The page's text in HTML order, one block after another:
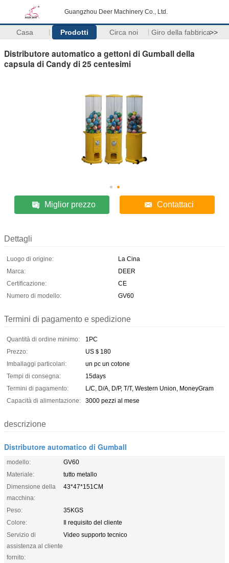
Guangzhou Deer Machinery Co., Ltd.
Casa Prodotti Circa noi Giro della fabbrica>>
Distributore automatico a gettoni di Gumball della
capsula di Candy di 25 centesimi
Miglior prezzo Contattaci
Dettagli
Luogo di origine:
La Cina
Marca:
DEER
Certificazione:
CE
Numero di modello:
GV60
Termini di pagamento e spedizione
Quantità di ordine minimo:
1PC
Prezzo:
US＄180
Imballaggi particolari:
un pc un cotone
Tempi di consegna:
15days
Termini di pagamento:
L/C, D/A, D/P, T/T, Western Union, MoneyGram
Capacità di alimentazione:
3000 pezzi al mese
descrizione
Distributore automatico di Gumball
modello:
GV60
Materiale:
tutto metallo
Dimensione della
macchina:
43*47*151CM
Peso:
35KGS
Colore:
Il requisito del cliente
Servizio di
assistenza al cliente
fornito:
Video supporto tecnico